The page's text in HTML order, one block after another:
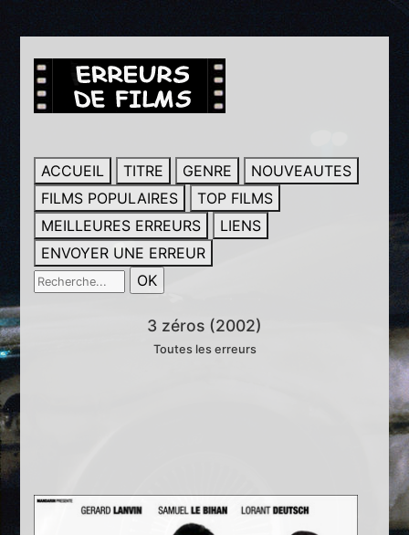
ACCUEIL TITRE GENRE
NOUVEAUTES
FILMS POPULAIRES
TOP FILMS
MEILLEURES ERREURS
LIENS
ENVOYER UNE ERREUR
3 zéros (2002)
Toutes les erreurs